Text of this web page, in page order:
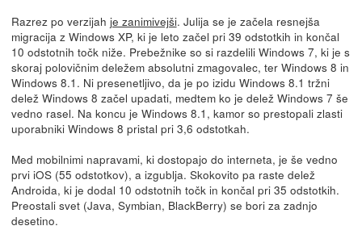
Razrez po verzijah je zanimivejši. Julija se je začela resnejša
migracija z Windows XP, ki je leto začel pri 39 odstotkih in končal
10 odstotnih točk niže. Prebežnike so si razdelili Windows 7, ki je s
skoraj polovičnim deležem absolutni zmagovalec, ter Windows 8 in
Windows 8.1. Ni presenetljivo, da je po izidu Windows 8.1 tržni
delež Windows 8 začel upadati, medtem ko je delež Windows 7 še
vedno rasel. Na koncu je Windows 8.1, kamor so prestopali zlasti
uporabniki Windows 8 pristal pri 3,6 odstotkah.
Med mobilnimi napravami, ki dostopajo do interneta, je še vedno
prvi iOS (55 odstotkov), a izgublja. Skokovito pa raste delež
Androida, ki je dodal 10 odstotnih točk in končal pri 35 odstotkih.
Preostali svet (Java, Symbian, BlackBerry) se bori za zadnjo
desetino.